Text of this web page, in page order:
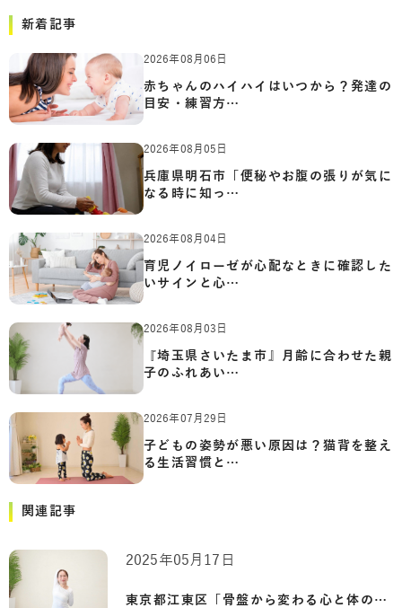
新着記事
2026年08月06日
赤ちゃんのハイハイはいつから？発達の
目安・練習方…
2026年08月05日
兵庫県明石市「便秘やお腹の張りが気に
なる時に知っ…
2026年08月04日
育児ノイローゼが心配なときに確認した
いサインと心…
2026年08月03日
『埼玉県さいたま市』月齢に合わせた親
子のふれあい…
2026年07月29日
子どもの姿勢が悪い原因は？猫背を整え
る生活習慣と…
関連記事
東京都江東区「骨盤から変わる心と体の整…
2025年05月17日